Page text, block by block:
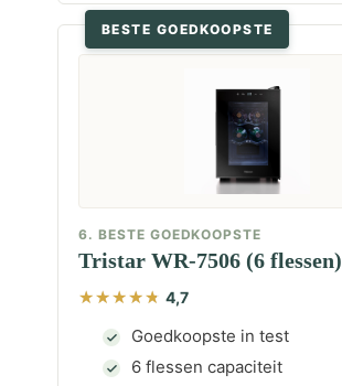
BESTE GOEDKOOPSTE
6. BESTE GOEDKOOPSTE
Tristar WR-7506 (6 flessen)
4,7
Goedkoopste in test
6 flessen capaciteit